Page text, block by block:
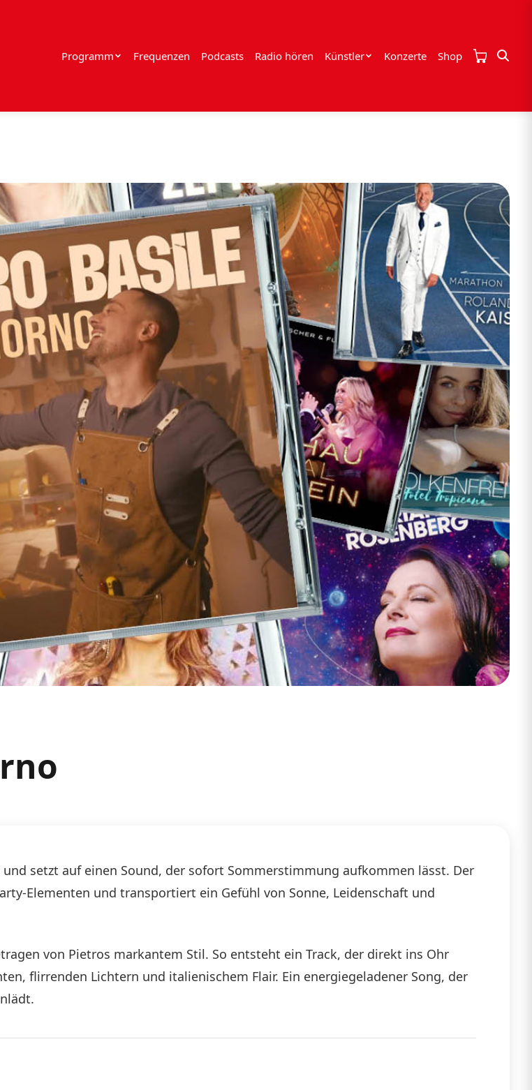
Programm Frequenzen Podcasts Radio hören Künstler Konzerte Shop
setzt auf einen Sound, der sofort Sommerstimmung aufkommen lässt. Der
Elementen und transportiert ein Gefühl von Sonne, Leidenschaft und
von Pietros markantem Stil. So entsteht ein Track, der direkt ins Ohr
flirrenden Lichtern und italienischem Flair. Ein energiegeladener Song, der